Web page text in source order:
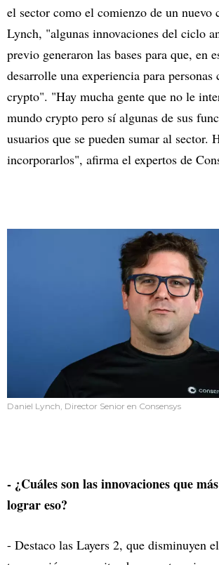
el sector como el comienzo de un nuevo
Lynch, "algunas innovaciones del ciclo
previo generaron las bases para que, en
desarrolle una experiencia para
crypto". "Hay mucha gente que no le
mundo crypto pero sí algunas de sus
usuarios que se pueden sumar al sector.
incorporarlos", afirma el expertos de
Daniel Lynch, Director Senior en Consensys
- ¿Cuáles son las innovaciones que
lograr eso?
- Destaco las Layers 2, que disminuyen